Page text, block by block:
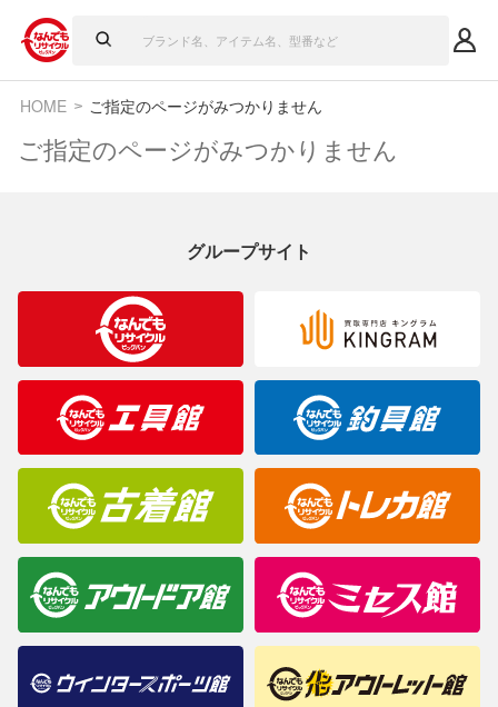
HOME ご指定のページがみつかりません
ご指定のページがみつかりません
グループサイト